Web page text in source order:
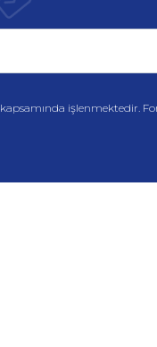
kapsamında işlenmektedir.